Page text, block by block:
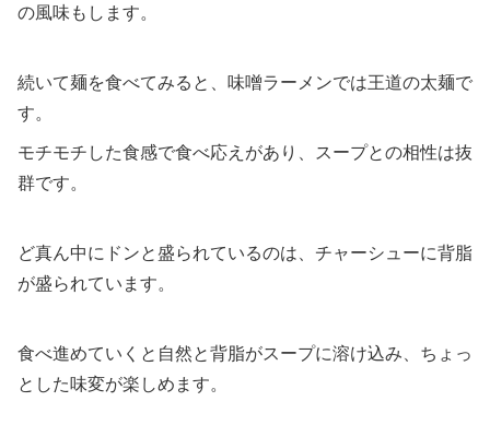
の風味もします。
続いて麺を食べてみると、味噌ラーメンでは王道の太麺で
す。
モチモチした食感で食べ応えがあり、スープとの相性は抜
群です。
ど真ん中にドンと盛られているのは、チャーシューに背脂
が盛られています。
食べ進めていくと自然と背脂がスープに溶け込み、ちょっ
とした味変が楽しめます。